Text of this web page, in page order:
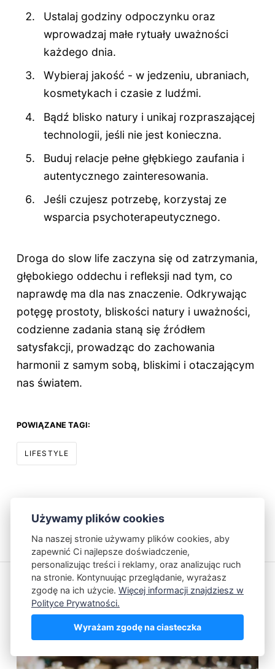
Ustalaj godziny odpoczynku oraz
wprowadzaj małe rytuały uważności
każdego dnia.
Wybieraj jakość - w jedzeniu, ubraniach,
kosmetykach i czasie z ludźmi.
Bądź blisko natury i unikaj rozpraszającej
technologii, jeśli nie jest konieczna.
Buduj relacje pełne głębkiego zaufania i
autentycznego zainteresowania.
Jeśli czujesz potrzebę, korzystaj ze
wsparcia psychoterapeutycznego.
Droga do slow life zaczyna się od zatrzymania,
głębokiego oddechu i refleksji nad tym, co
naprawdę ma dla nas znaczenie. Odkrywając
potęgę prostoty, bliskości natury i uważności,
codzienne zadania staną się źródłem
satysfakcji, prowadząc do zachowania
harmonii z samym sobą, bliskimi i otaczającym
nas światem.
POWIĄZANE TAGI:
LIFESTYLE
Przeczytaj również
Używamy plików cookies
Na naszej stronie używamy plików cookies, aby
zapewnić Ci najlepsze doświadczenie,
personalizując treści i reklamy, oraz analizując ruch
na stronie. Kontynuując przeglądanie, wyrażasz
zgodę na ich użycie. Więcej informacji znajdziesz w
Polityce Prywatności.
Wyrażam zgodę na ciasteczka